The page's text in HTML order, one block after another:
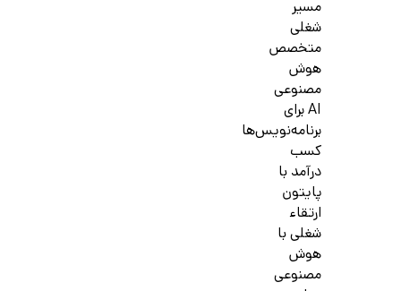
مسیر
شغلی
متخصص
هوش
مصنوعی
AI برای
برنامه‌نویس‌ها
کسب
درآمد با
پایتون
ارتقاء
شغلی با
هوش
مصنوعی